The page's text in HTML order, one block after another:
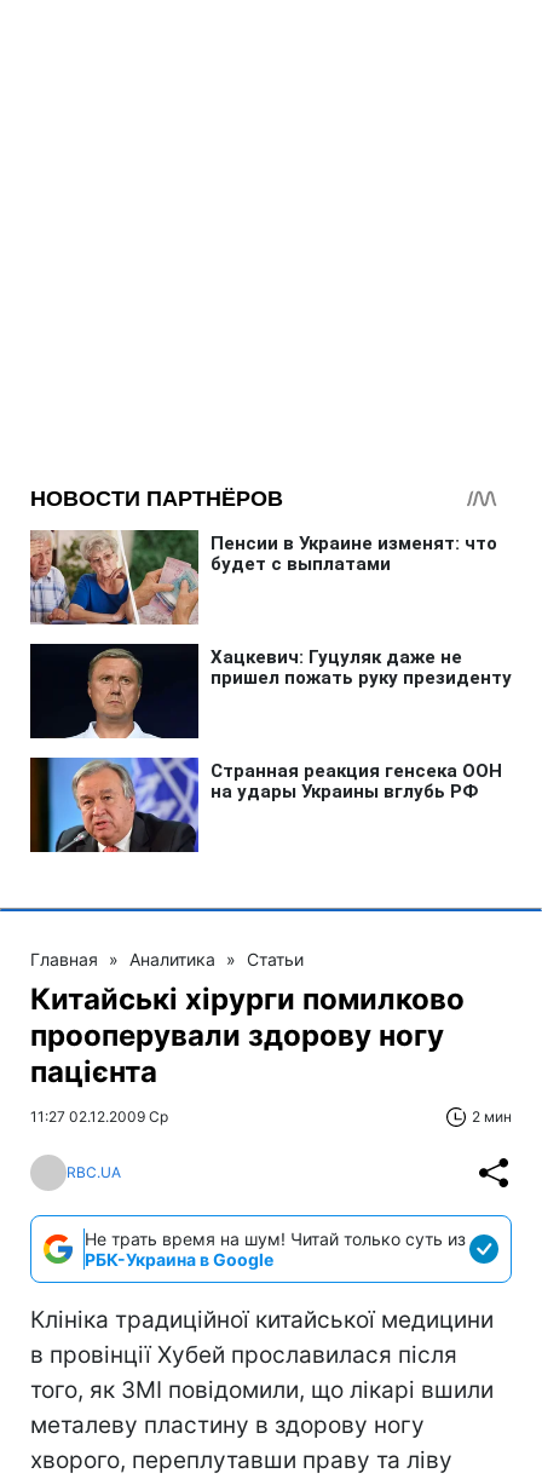
Главная » Аналитика » Статьи
Китайські хірурги помилково
прооперували здорову ногу
пацієнта
11:27 02.12.2009 Ср 2 мин
RBC.UA
Не трать время на шум! Читай только суть из
РБК-Украина в Google
Клініка традиційної китайської медицини
в провінції Хубей прославилася після
того, як ЗМІ повідомили, що лікарі вшили
металеву пластину в здорову ногу
хворого, переплутавши праву та ліву